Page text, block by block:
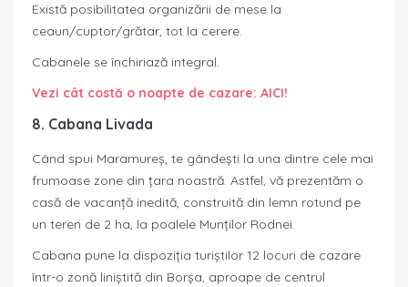
Există posibilitatea organizării de mese la
ceaun/cuptor/grătar, tot la cerere.
Cabanele se închiriază integral.
Vezi cât costă o noapte de cazare: AICI!
8. Cabana Livada
Când spui Maramureş, te gândești la una dintre cele mai
frumoase zone din ţara noastră. Astfel, vă prezentăm o
casă de vacanță inedită, construită din lemn rotund pe
un teren de 2 ha, la poalele Munților Rodnei.
Cabana pune la dispoziția turiștilor 12 locuri de cazare
într-o zonă liniștită din Borșa, aproape de centrul